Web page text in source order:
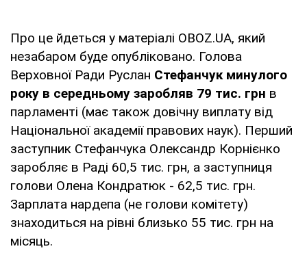
Про це йдеться у матеріалі OBOZ.UA, який
незабаром буде опубліковано. Голова
Верховної Ради Руслан Стефанчук минулого
року в середньому заробляв 79 тис. грн в
парламенті (має також довічну виплату від
Національної академії правових наук). Перший
заступник Стефанчука Олександр Корнієнко
заробляє в Раді 60,5 тис. грн, а заступниця
голови Олена Кондратюк - 62,5 тис. грн.
Зарплата нардепа (не голови комітету)
знаходиться на рівні близько 55 тис. грн на
місяць.